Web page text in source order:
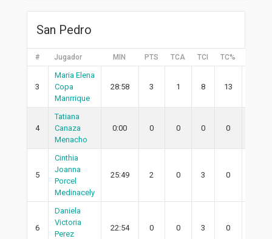
San Pedro
# Jugador MIN PTS TCA TCI TC%
3
Maria Elena
Copa
Manrrique
28:58 3 1 8 13
4
Tatiana
Canaza
Menacho
0:00 0 0 0 0
5
Cinthia
Joanna
Porcel
Medinacely
25:49 2 0 3 0
6
Daniela
Victoria
Perez
22:54 0 0 3 0